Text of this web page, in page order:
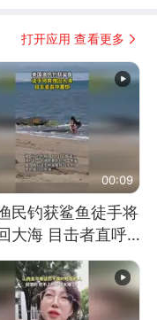
打开应用 查看更多
00:09
民钓获鲨鱼徒手将
大海 目击者直呼
（视频来源：参考